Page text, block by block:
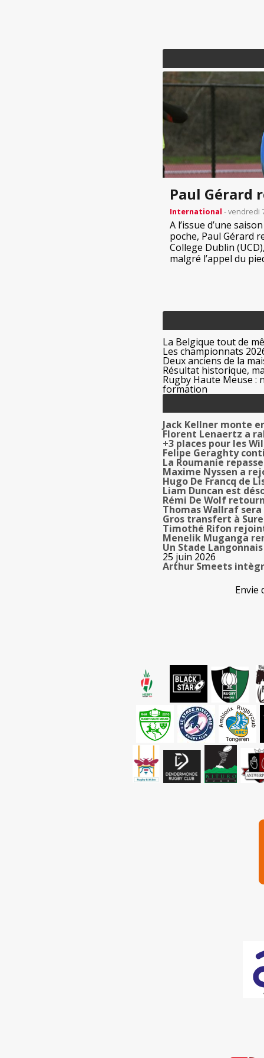
Paul Gérard
International - vendredi
A l’issue d’une
poche, Paul Gérard
College Dublin
malgré l’appel du
La Belgique tout de
Les championnats
Deux anciens de la
Résultat historique,
Rugby Haute Meuse
formation
Jack Kellner monte
Florent Lenaertz a
+3 places pour les
Felipe Geraghty
La Roumanie
Maxime Nyssen a
Hugo De Francq de
Liam Duncan est
Rémi De Wolf
Thomas Wallraf
Gros transfert à
Timothé Rifon
Menelik Muganga
Un Stade
25 juin 2026
Arthur Smeets
Envie